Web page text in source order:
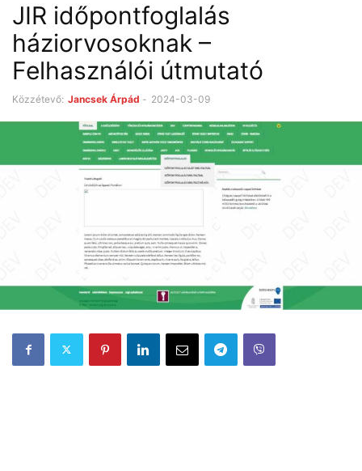
JIR időpontfoglalás
háziorvosoknak –
Felhasználói útmutató
Közzétevő: Jancsek Árpád - 2024-03-09